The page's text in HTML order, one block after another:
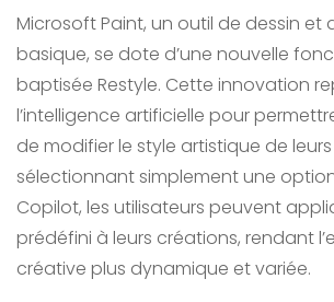
Microsoft Paint, un outil de dessin et
basique, se dote d’une nouvelle
baptisée Restyle. Cette innovation
l’intelligence artificielle pour
de modifier le style artistique de leurs
sélectionnant simplement une
Copilot, les utilisateurs peuvent
prédéfini à leurs créations, rendant
créative plus dynamique et variée.